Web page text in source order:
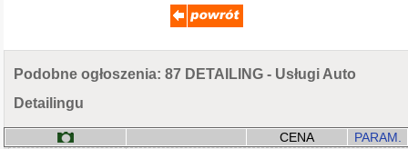
Podobne ogłoszenia: 87 DETAILING - Usługi Auto
Detailingu
CENA PARAM.